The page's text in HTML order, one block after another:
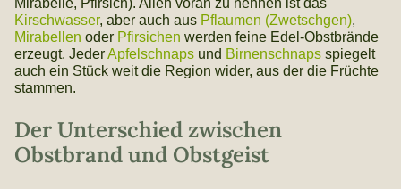
Mirabelle, Pfirsich). Allen voran zu nennen ist das
Kirschwasser, aber auch aus Pflaumen (Zwetschgen),
Mirabellen oder Pfirsichen werden feine Edel-Obstbrände
erzeugt. JederApfelschnapsund Birnenschnapsspiegelt
auch ein Stück weit die Region wider, aus der die Früchte
stammen.
Der Unterschied zwischen
Obstbrand und Obstgeist